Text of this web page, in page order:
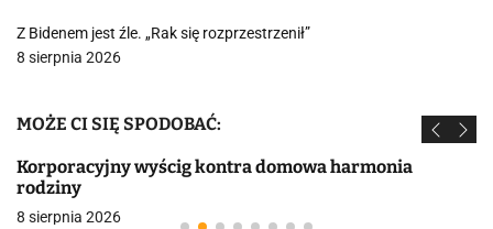
Z Bidenem jest źle. „Rak się rozprzestrzenił”
8 sierpnia 2026
MOŻE CI SIĘ SPODOBAĆ:
Korporacyjny wyścig kontra domowa harmonia
rodziny
8 sierpnia 2026